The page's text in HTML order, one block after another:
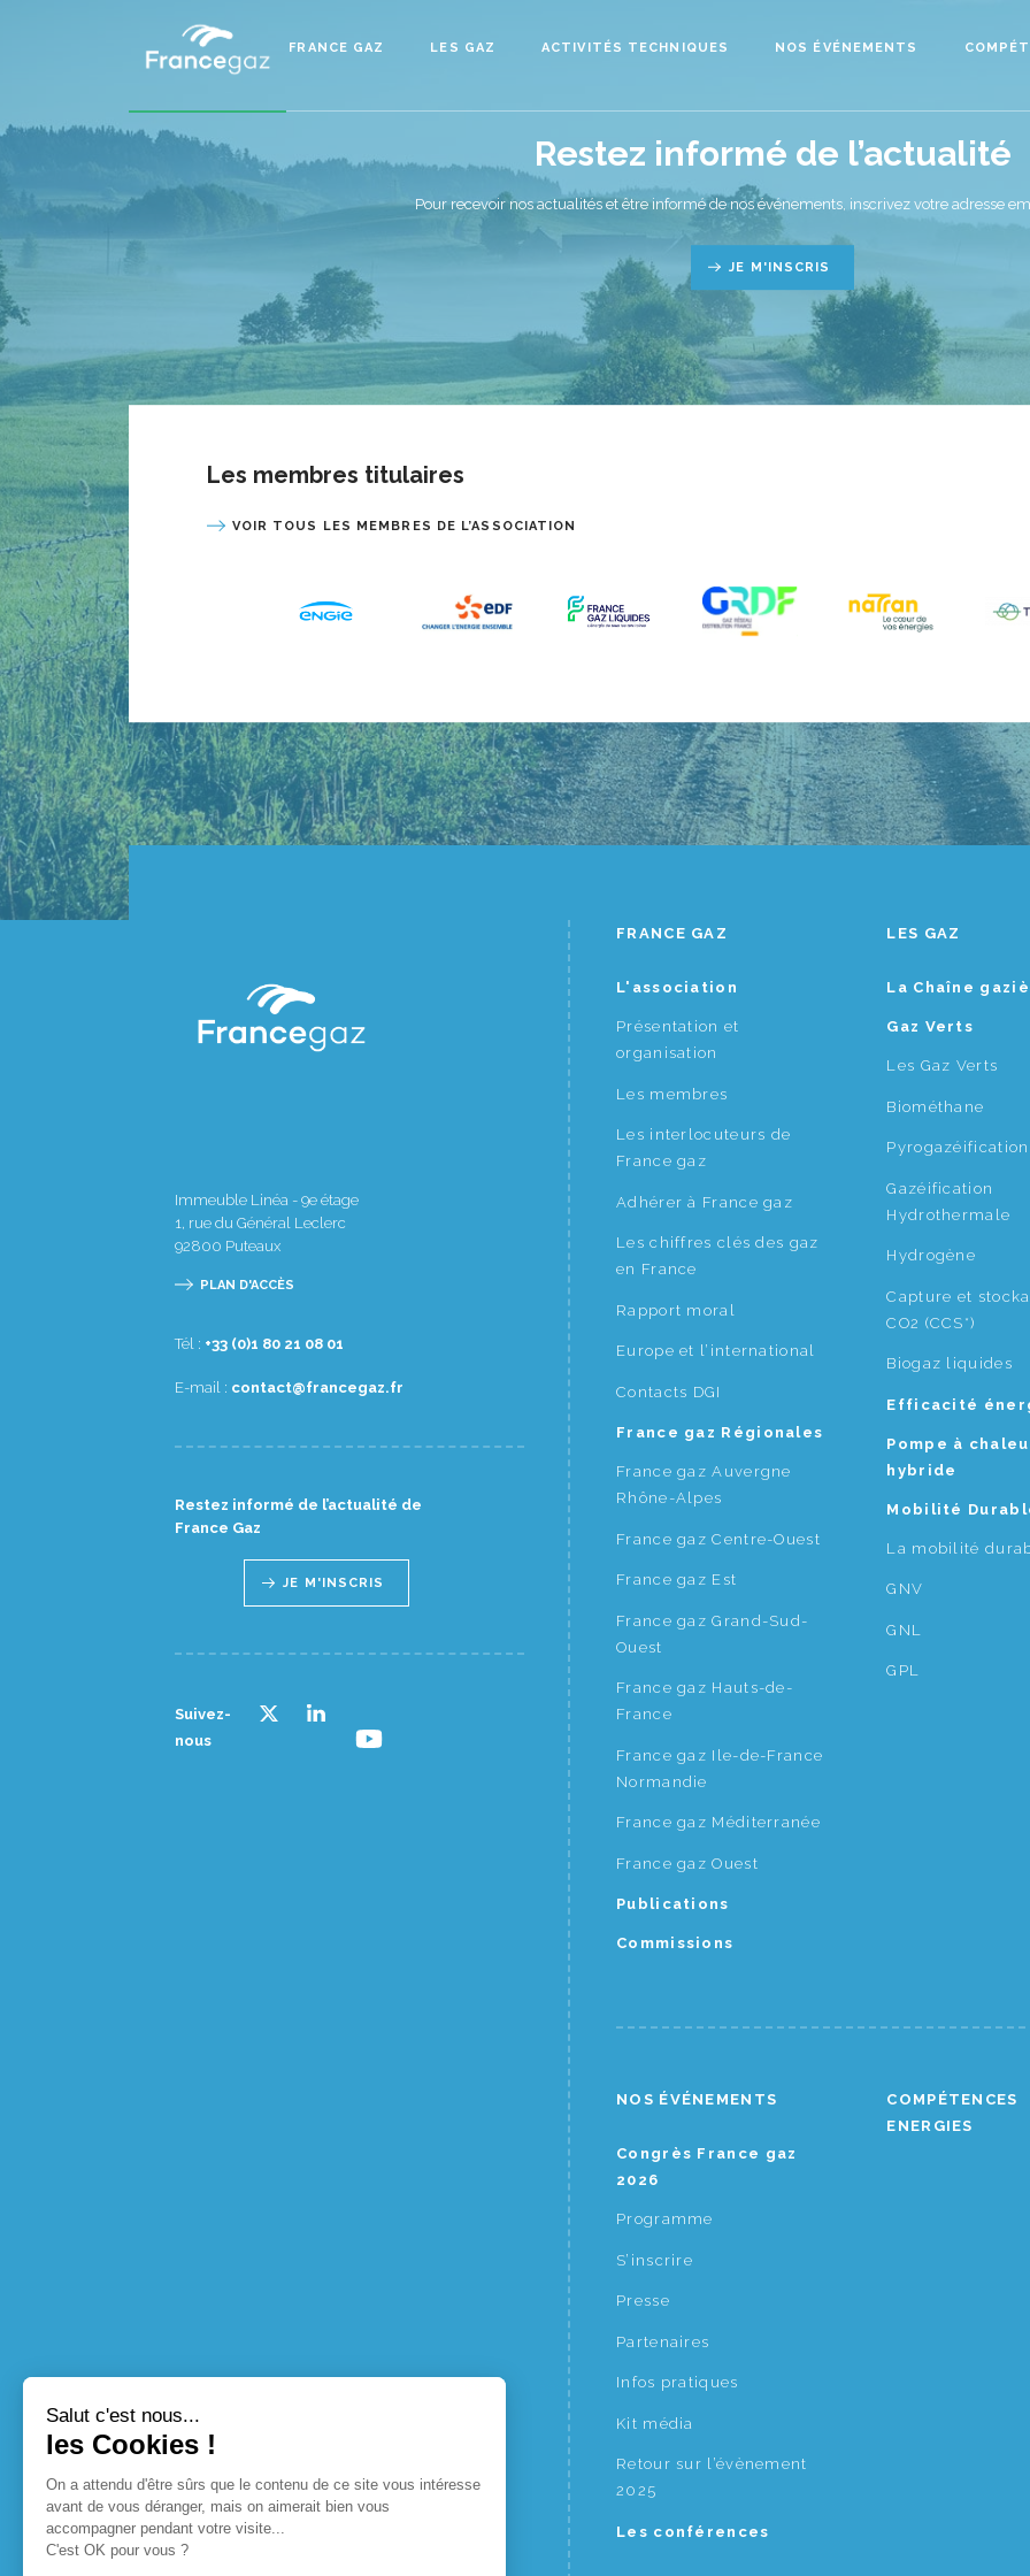
FRANCE GAZ LES GAZ ACTIVITÉS TECHNIQUES NOS ÉVÉNEMENTS
Restez informé de l’actualité
Pour recevoir nos actualités et être informé de nos événements, inscrivez votre adresse
JE M'INSCRIS
Les membres titulaires
VOIR TOUS LES MEMBRES DE L’ASSOCIATION
Immeuble Linéa - 9e étage
1, rue du Général Leclerc
92800 Puteaux
PLAN D'ACCÈS
Tél : 10 80 12 08 1(0) 33+
E-mail : rf.zagecnarf@tcatnoc
Restez informé de l’actualité de
France Gaz
JE M'INSCRIS
Suivez-
nous
FRANCE GAZ
L'association
Présentation et
organisation
Les membres
Les interlocuteurs de
France gaz
Adhérer à France gaz
Les chiffres clés des gaz
en France
Rapport moral
Europe et l’international
Contacts DGI
France gaz Régionales
France gaz Auvergne
Rhône-Alpes
France gaz Centre-Ouest
France gaz Est
France gaz Grand-Sud-
Ouest
France gaz Hauts-de-
France
France gaz Ile-de-France
Normandie
France gaz Méditerranée
France gaz Ouest
Publications
Commissions
LES GAZ
La Chaîne
Gaz Verts
Les Gaz Verts
Biométhane
Pyrogazéification
Gazéification
Hydrothermale
Hydrogène
Capture et
CO2 (CCS*)
Biogaz liquides
Efficacité
Pompe à
hybride
Mobilité
La mobilité
GNV
GNL
GPL
NOS ÉVÉNEMENTS
Congrès France gaz
2026
Programme
S’inscrire
Presse
Partenaires
Infos pratiques
Kit média
Retour sur l’évènement
2025
Les conférences
COMPÉTENCES
ENERGIES
Salut c'est nous...
les Cookies !
On a attendu d'être sûrs que le contenu de ce site vous intéresse
avant de vous déranger, mais on aimerait bien vous
accompagner pendant votre visite...
C'est OK pour vous ?